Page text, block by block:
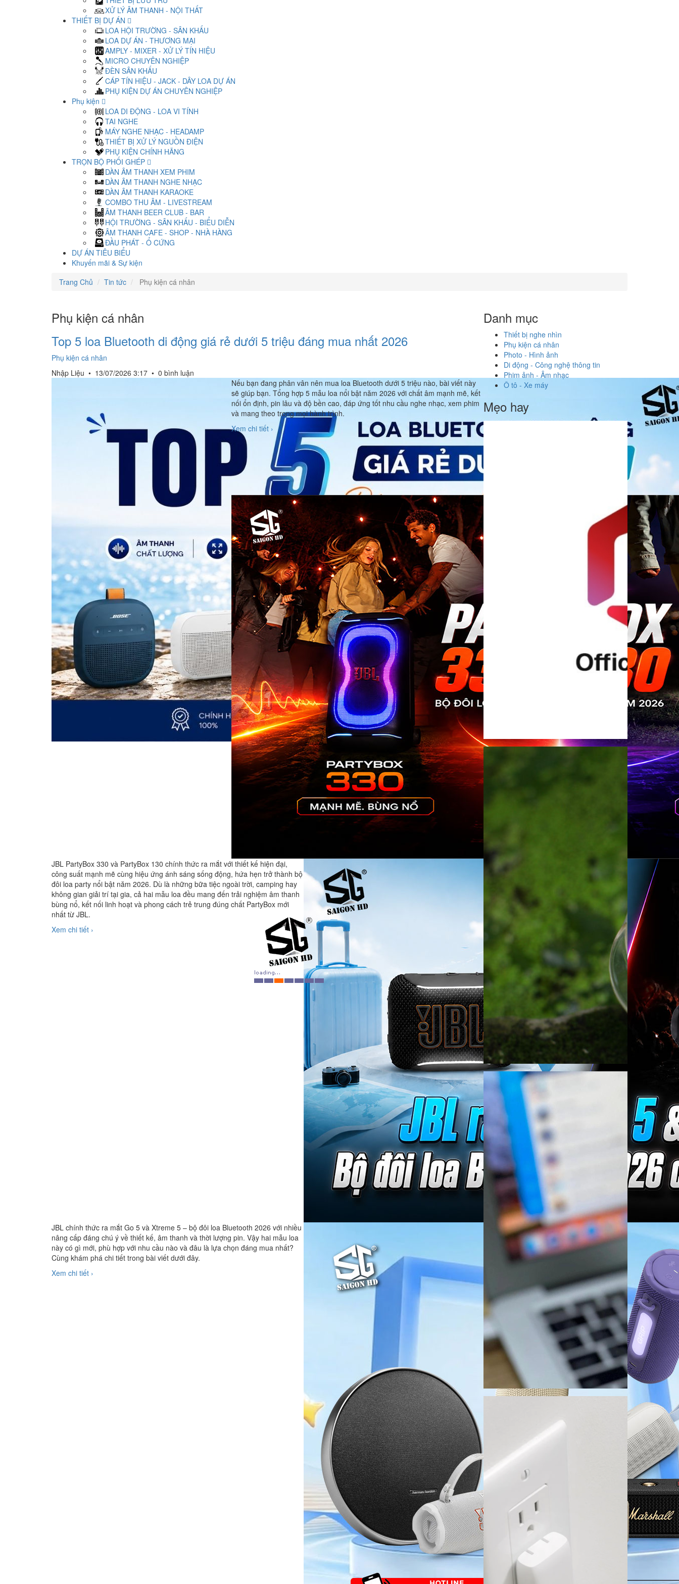
XỬ LÝ ÂM THANH - NỘI THẤT
THIẾT BỊ DỰ ÁN
LOA HỘI TRƯỜNG - SÂN KHẤU
LOA DỰ ÁN - THƯƠNG MẠI
AMPLY - MIXER - XỬ LÝ TÍN HIỆU
MICRO CHUYÊN NGHIỆP
ĐÈN SÂN KHẤU
CÁP TÍN HIỆU - JACK - DÂY LOA DỰ ÁN
PHỤ KIỆN DỰ ÁN CHUYÊN NGHIỆP
Phụ kiện
LOA DI ĐỘNG - LOA VI TÍNH
TAI NGHE
MÁY NGHE NHẠC - HEADAMP
THIẾT BỊ XỬ LÝ NGUỒN ĐIỆN
PHỤ KIỆN CHÍNH HÃNG
TRỌN BỘ PHỐI GHÉP
DÀN ÂM THANH XEM PHIM
DÀN ÂM THANH NGHE NHẠC
DÀN ÂM THANH KARAOKE
COMBO THU ÂM - LIVESTREAM
ÂM THANH BEER CLUB - BAR
HỘI TRƯỜNG - SÂN KHẤU - BIỂU DIỄN
ÂM THANH CAFE - SHOP - NHÀ HÀNG
ĐẦU PHÁT - Ổ CỨNG
DỰ ÁN TIÊU BIỂU
Khuyến mãi & Sự kiện
Trang Chủ
Tin tức Phụ kiện cá nhân
Phụ kiện cá nhân
Top 5 loa Bluetooth di động giá rẻ dưới 5 triệu đáng mua nhất 2026
Phụ kiện cá nhân
Nhập Liệu • 13/07/2026 3:17 • 0 bình luận
Nếu bạn đang phân vân nên mua loa Bluetooth dưới 5 triệu nào, bài viết này
sẽ giúp bạn. Tổng hợp 5 mẫu loa nổi bật năm 2026 với chất âm mạnh mẽ, kết
nối ổn định, pin lâu và độ bền cao, đáp ứng tốt nhu cầu nghe nhạc, xem phim
và mang theo trong mọi hành trình.
Xem chi tiết ›
JBL Ra Mắt PartyBox 330 & PartyBox 130: Bộ
Đôi Loa Party Đáng Chú Ý Năm 2026
Phụ kiện cá nhân
Nhập Liệu• 14/05/2026 2:21 0 bình luận
JBL PartyBox 330 và PartyBox 130 chính thức ra mắt với thiết kế hiện đại,
công suất mạnh mẽ cùng hiệu ứng ánh sáng sống động, hứa hẹn trở thành bộ
đôi loa party nổi bật năm 2026. Dù là những bữa tiệc ngoài trời, camping hay
không gian giải trí tại gia, cả hai mẫu loa đều mang đến trải nghiệm âm thanh
bùng nổ, kết nối linh hoạt và phong cách trẻ trung đúng chất PartyBox mới
nhất từ JBL.
Xem chi tiết ›
JBL ra mắt
Go 5 &
Xtreme 5 –
Bộ đôi loa
Bluetooth
2026 có gì
đáng nâng
cấp?
Phụ kiện cá nhân
Nhập Liệu
•
04/05/2026 3:26 •0
JBL chính thức ra mắt Go 5 và Xtreme 5 – bộ đôi loa Bluetooth 2026 với nhiều
nâng cấp đáng chú ý về thiết kế, âm thanh và thời lượng pin. Vậy hai mẫu loa
này có gì mới, phù hợp với nhu cầu nào và đâu là lựa chọn đáng mua nhất?
Cùng khám phá chi tiết trong bài viết dưới đây.
Xem chi tiết ›
Top 8 loa
Bluetooth di
động chính
hãng giá rẻ
dưới 5 triệu
đáng mua
nhất 2026
Phụ kiện cá nhân
31/03/2026 4:12
bình luận
Bose ra mắt
Danh mục
Thiết bị nghe nhìn
Phụ kiện cá nhân
Photo - Hình ảnh
Di động - Công nghệ thông tin
Phim ảnh - Âm nhạc
Ô tô - Xe máy
Mẹo hay